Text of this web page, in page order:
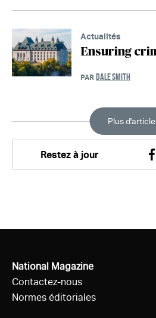
Actualités
Ensuring
PAR DALE SMITH
Plus
Restez à jour
National Magazine
Contactez-nous
Normes éditoriales